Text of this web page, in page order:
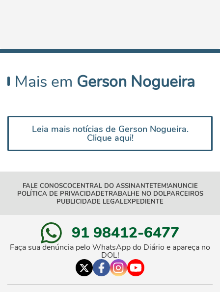
Mais em Gerson Nogueira
Leia mais notícias de Gerson Nogueira.
Clique aqui!
FALE CONOSCOCENTRAL DO ASSINANTETEM!ANUNCIE
POLÍTICA DE PRIVACIDADETRABALHE NO DOLPARCEIROS
PUBLICIDADE LEGALEXPEDIENTE
91 98412-6477
Faça sua denúncia pelo WhatsApp do Diário e apareça no
DOL!